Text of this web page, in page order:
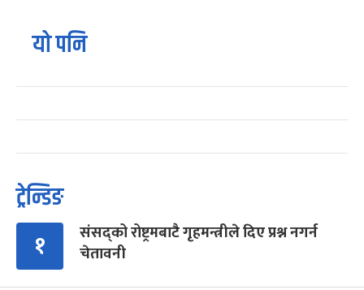
यो पनि
ट्रेन्डिङ
१
संसद्को रोष्ट्रमबाटै गृहमन्त्रीले दिए प्रश्न नगर्न
चेतावनी